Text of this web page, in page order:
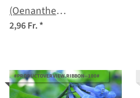
(Oenanthe
pimpinelloides) Samen
2,96 Fr.*
#PRODUCTOVERVIEW.RIBBON--100#